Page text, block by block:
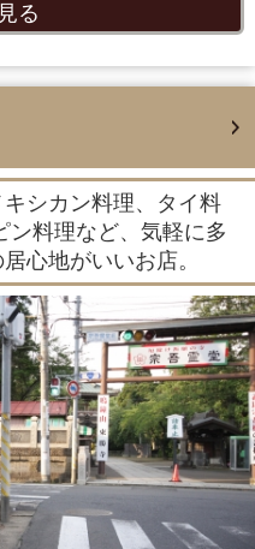
る
シカン料理、タイ料
ン料理など、気軽に多
心地がいいお店。